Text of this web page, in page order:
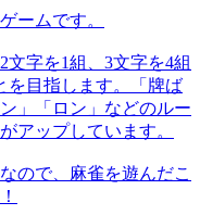
ームです。
字を1組、3文字を4組
を目指します。「牌ば
」「ロン」などのルー
アップしています。
ので、麻雀を遊んだこ